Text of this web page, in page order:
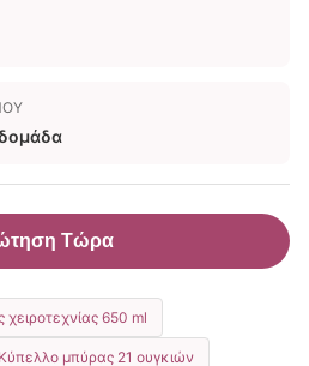
Τώρα
650 ml
Κύπελλο μπύρας 21 ουγκιών